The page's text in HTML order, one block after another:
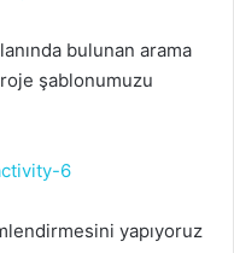
bulunan arama
şablonumuzu
yapıyoruz